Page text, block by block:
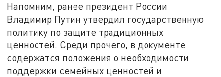
Напомним, ранее президент России
Владимир Путин утвердил государственную
политику по защите традиционных
ценностей. Среди прочего, в документе
содержатся положения о необходимости
поддержки семейных ценностей и